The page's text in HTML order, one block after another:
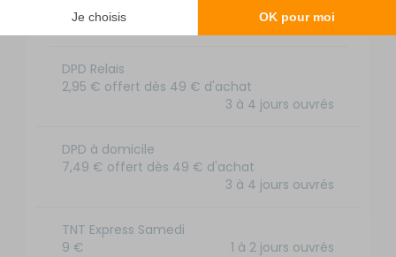
Nos modes de livraison
DPD Relais
2,95 € offert dès 49 € d'achat
3 à 4 jours ouvrés
DPD à domicile
7,49 € offert dès 49 € d'achat
3 à 4 jours ouvrés
TNT Express Samedi
9 €
1 à 2 jours ouvrés